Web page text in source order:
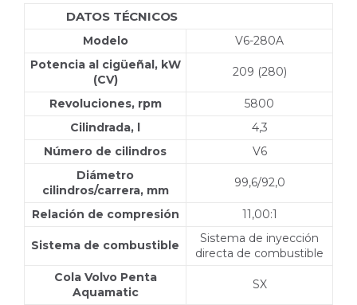
DATOS TÉCNICOS
Modelo
V6-280A
Potencia al cigüeñal, kW
(CV)
209 (280)
Revoluciones, rpm
5800
Cilindrada, l
4,3
Número de cilindros
V6
Diámetro
cilindros/carrera, mm
99,6/92,0
Relación de compresión 11,00:1
Sistema de combustible
Sistema de inyección
directa de combustible
Cola Volvo Penta
Aquamatic
SX